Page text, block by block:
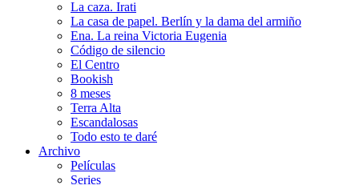
La caza. Irati
La casa de papel. Berlín y la dama del armiño
Ena. La reina Victoria Eugenia
Código de silencio
El Centro
Bookish
8 meses
Terra Alta
Escandalosas
Todo esto te daré
Archivo
Películas
Series